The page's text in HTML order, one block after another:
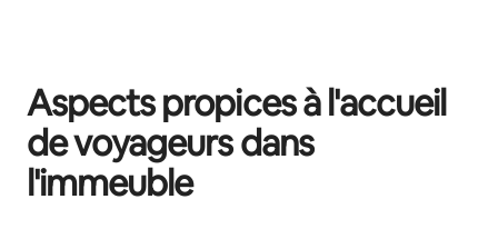
Aspects propices à l'accueil
de voyageurs dans
l'immeuble